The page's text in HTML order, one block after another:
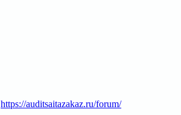
https://auditsaitazakaz.ru/forum/